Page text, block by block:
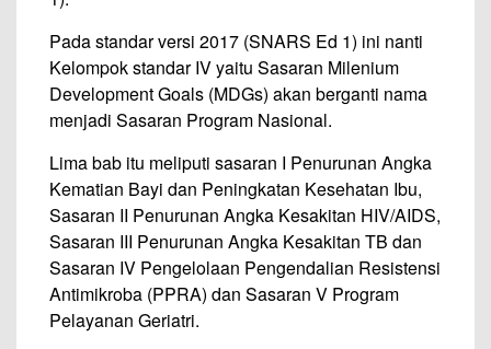
Pada standar versi 2017 (SNARS Ed 1) ini nanti
Kelompok standar IV yaitu Sasaran Milenium
Development Goals (MDGs) akan berganti nama
menjadi Sasaran Program Nasional.
Lima bab itu meliputi sasaran I Penurunan Angka
Kematian Bayi dan Peningkatan Kesehatan Ibu,
Sasaran II Penurunan Angka Kesakitan HIV/AIDS,
Sasaran III Penurunan Angka Kesakitan TB dan
Sasaran IV Pengelolaan Pengendalian Resistensi
Antimikroba (PPRA) dan Sasaran V Program
Pelayanan Geriatri.